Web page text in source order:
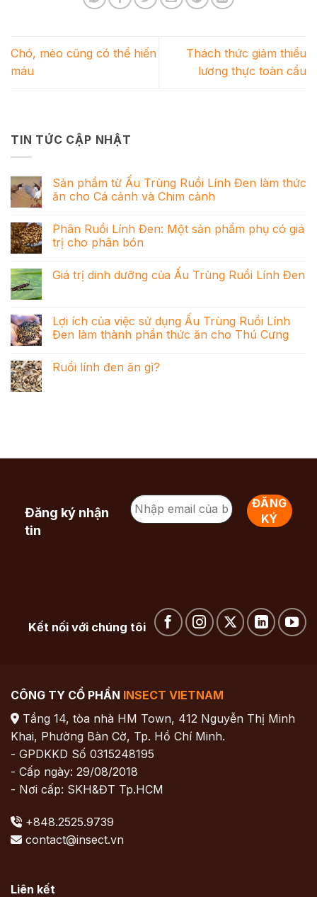
Chó, mèo cũng có thể hiến
máu
Thách thức giảm thiểu
lương thực toàn cầu
TIN TỨC CẬP NHẬT
Sản phẩm từ Ấu Trùng Ruồi Lính Đen làm thức
ăn cho Cá cảnh và Chim cảnh
Phân Ruồi Lính Đen: Một sản phẩm phụ có giá
trị cho phân bón
Giá trị dinh dưỡng của Ấu Trùng Ruồi Lính Đen
Lợi ích của việc sử dụng Ấu Trùng Ruồi Lính
Đen làm thành phần thức ăn cho Thú Cưng
Ruồi lính đen ăn gì?
Đăng ký nhận
tin
Kết nối với chúng tôi
CÔNG TY CỔ PHẦN INSECT VIETNAM
Tầng 14, tòa nhà HM Town, 412 Nguyễn Thị Minh
Khai, Phường Bàn Cờ, Tp. Hồ Chí Minh.
- GPDKKD Số 0315248195
- Cấp ngày: 29/08/2018
- Nơi cấp: SKH&ĐT Tp.HCM
+848.2525.9739
contact@insect.vn
Liên kết